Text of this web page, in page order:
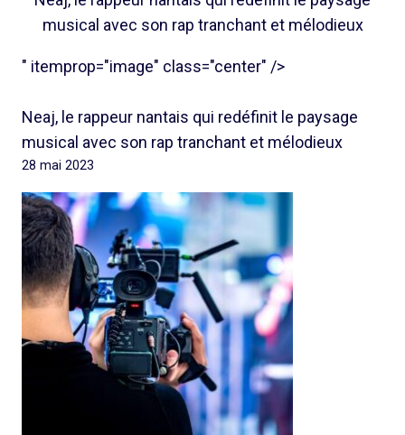
musical avec son rap tranchant et mélodieux
" itemprop="image" class="center" />
Neaj, le rappeur nantais qui redéfinit le paysage
musical avec son rap tranchant et mélodieux
28 mai 2023